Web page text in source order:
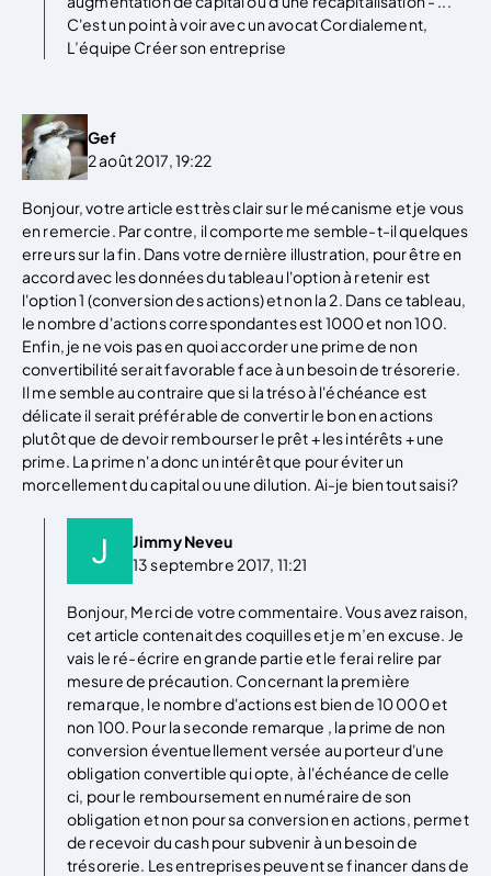
C'est un point à voir avec un avocat Cordialement,
L’équipe Créer son entreprise
Gef
2 août 2017, 19:22
Bonjour, votre article est très clair sur le mécanisme et je vous
en remercie. Par contre, il comporte me semble-t-il quelques
erreurs sur la fin. Dans votre dernière illustration, pour être en
accord avec les données du tableau l'option à retenir est
l'option 1 (conversion des actions) et non la 2. Dans ce tableau,
le nombre d'actions correspondantes est 1000 et non 100.
Enfin, je ne vois pas en quoi accorder une prime de non
convertibilité serait favorable face à un besoin de trésorerie.
Il me semble au contraire que si la tréso à l'échéance est
délicate il serait préférable de convertir le bon en actions
plutôt que de devoir rembourser le prêt + les intérêts + une
prime. La prime n'a donc un intérêt que pour éviter un
morcellement du capital ou une dilution. Ai-je bien tout saisi?
Jimmy Neveu
13 septembre 2017, 11:21
Bonjour, Merci de votre commentaire. Vous avez raison,
cet article contenait des coquilles et je m’en excuse. Je
vais le ré-écrire en grande partie et le ferai relire par
mesure de précaution. Concernant la première
remarque, le nombre d'actions est bien de 10 000 et
non 100. Pour la seconde remarque , la prime de non
conversion éventuellement versée au porteur d'une
obligation convertible qui opte, à l'échéance de celle
ci, pour le remboursement en numéraire de son
obligation et non pour sa conversion en actions, permet
de recevoir du cash pour subvenir à un besoin de
trésorerie. Les entreprises peuvent se financer dans de